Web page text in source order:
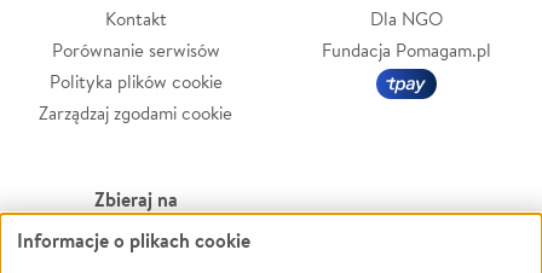
Kontakt
Porównanie serwisów
Polityka plików cookie
Zarządzaj zgodami cookie
Dla NGO
Fundacja Pomagam.pl
Zbieraj na
Leczenie
Informacje o plikach cookie